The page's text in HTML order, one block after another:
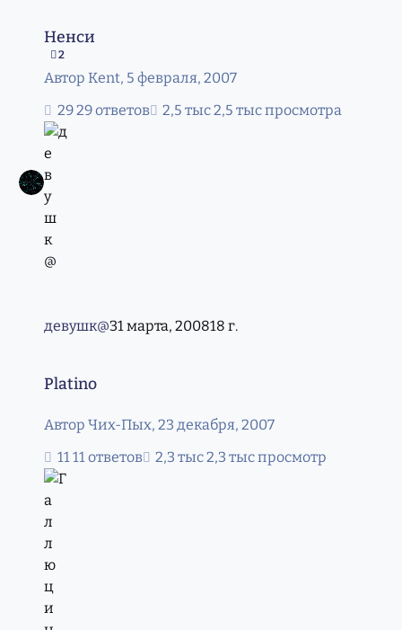
Ненси
2
Автор Kеnt, 5 февраля, 2007
29 ответов
2,5 тыс просмотра
девушк@31 марта, 200818 г.
Platino
Автор Чих-Пых, 23 декабря, 2007
11 ответов
2,3 тыс просмотр